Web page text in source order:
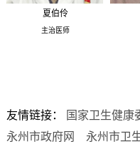
夏伯伶
主治医师
友情链接： 国家卫生健康
永州市政府网
永州市卫